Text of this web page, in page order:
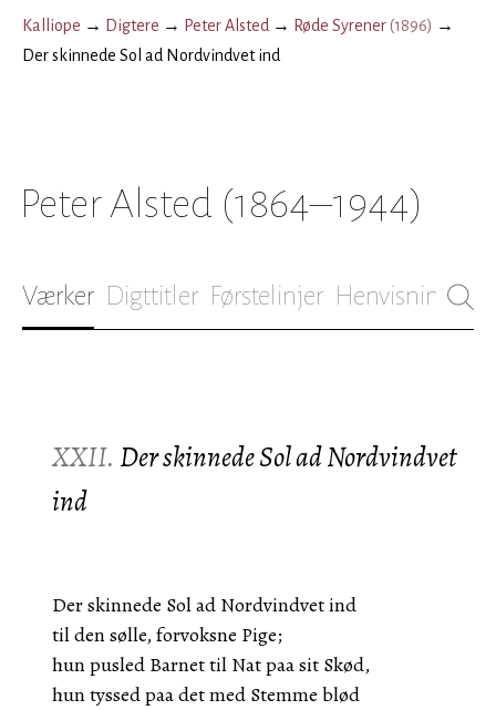
Kalliope → Digtere → Peter Alsted → Røde Syrener(1896) →
Der skinnede Sol ad Nordvindvet ind
Peter Alsted (1864–1944)
Værker Digttitler Førstelinjer Henvisninger
XXII. Der skinnede Sol ad Nordvindvet
ind
Der skinnede Sol ad Nordvindvet ind
til den sølle, forvoksne Pige;
hun pusled Barnet til Nat paa sit Skød,
hun tyssed paa det med Stemme blød